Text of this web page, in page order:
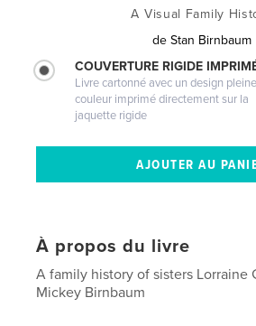
A Visual Family
de Stan Birnbaum
COUVERTURE RIGIDE
Livre cartonné avec un design pleine
couleur imprimé directement sur la
jaquette rigide
À propos du livre
A family history of sisters Lorraine
Mickey Birnbaum